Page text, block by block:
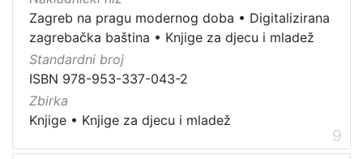
Zagreb na pragu modernog doba • Digitalizirana
zagrebačka baština • Knjige za djecu i mladež
Standardni broj
ISBN 978-953-337-043-2
Zbirka
Knjige • Knjige za djecu i mladež
9